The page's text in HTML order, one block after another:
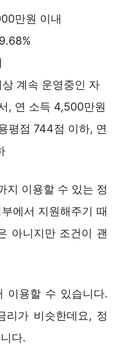
만원 이내
계속 운영중인 자
, 연 소득 4,500만원
평점 744점 이하, 연
지 이용할 수 있는 정
에서 지원해주기 때
아니지만 조건이 괜
이용할 수 있습니다.
리가 비슷한데요, 정
다.